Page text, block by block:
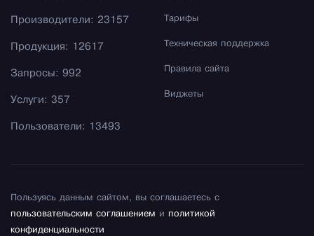
Тарифы
Техническая поддержка
Правила сайта
Виджеты
Производители: 23157
Продукция: 12617
Запросы: 992
Услуги: 357
Пользователи: 13493
Пользуясь данным сайтом, вы соглашаетесь с
пользовательским соглашением и политикой
конфиденциальности